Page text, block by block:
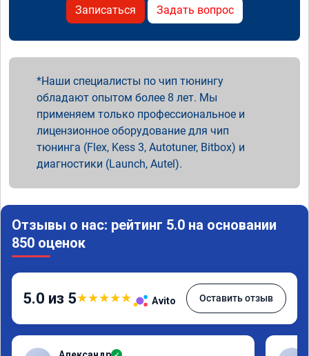
Записаться Задать вопрос
Наши специалисты по чип тюнингу
обладают опытом более 8 лет. Мы
применяем только профессиональное и
лицензионное оборудование для чип
тюнинга (Flex, Kess 3, Autotuner, Bitbox) и
диагностики (Launch, Autel).
Отзывы о нас: рейтинг 5.0 на основании
850 оценок
5.0 из 5★★★★★ Avito Оставить отзыв